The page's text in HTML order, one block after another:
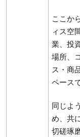
ここか
ィス空
業、投
場所、
ス・商
ペース
同じよ
め、共
切磋琢